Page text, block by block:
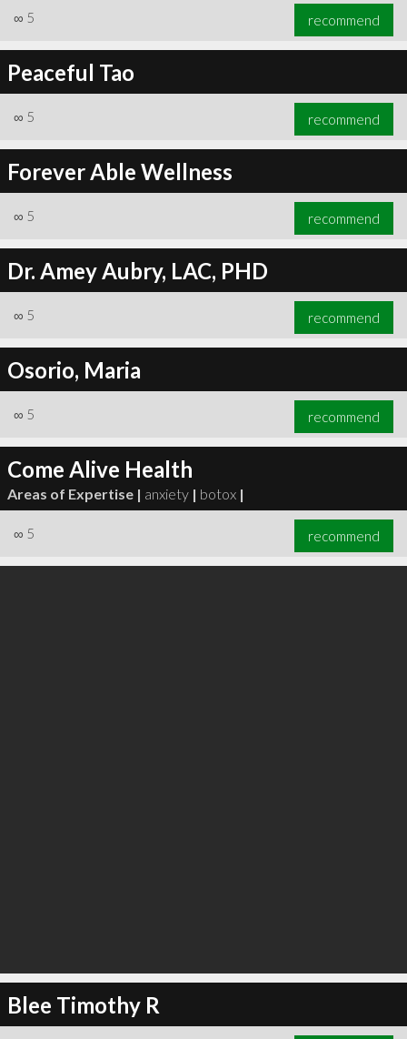
∞ 5 recommend
Peaceful Tao
∞ 5 recommend
Forever Able Wellness
∞ 5 recommend
Dr. Amey Aubry, LAC, PHD
∞ 5 recommend
Osorio, Maria
∞ 5 recommend
Come Alive Health
Areas of Expertise | anxiety | botox |
∞ 5 recommend
Blee Timothy R